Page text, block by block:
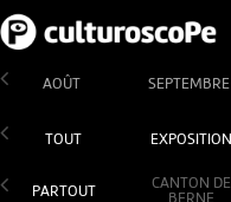
AOÛT SEPTEMBRE
TOUT EXPOSITION
PARTOUT
CANTON DE